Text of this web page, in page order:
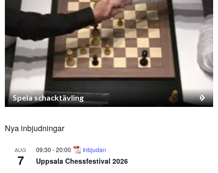
Spela schacktävling
Nya inbjudningar
AUG
7
09:30 -20:00 Inbjudan
Uppsala Chessfestival 2026